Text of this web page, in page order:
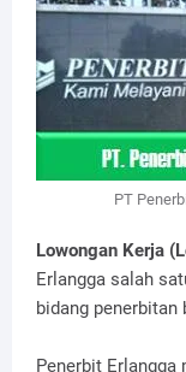
PT
Lowongan Kerja
Erlangga salah
bidang
Penerbit Erlangga